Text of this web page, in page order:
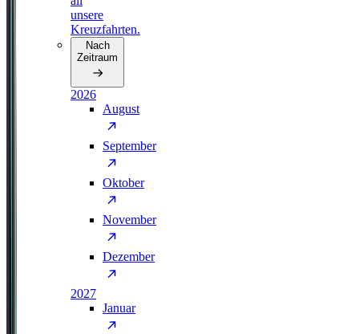
unsere
Kreuzfahrten.
Nach
Zeitraum
2026
August
September
Oktober
November
Dezember
2027
Januar